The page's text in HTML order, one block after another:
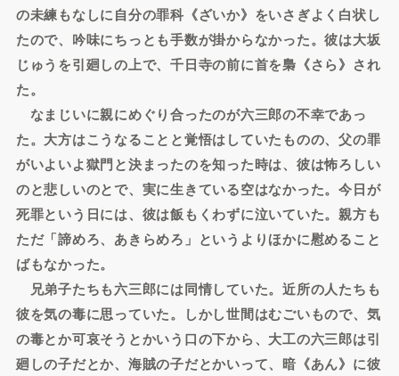
の未練もなしに自分の罪科《ざいか》をいさぎよく白状し
たので、吟味にちっとも手数が掛からなかった。彼は大坂
じゅうを引廻しの上で、千日寺の前に首を梟《さら》され
た。
なまじいに親にめぐり合ったのが六三郎の不幸であっ
た。大方はこうなることと覚悟はしていたものの、父の罪
がいよいよ獄門と決まったのを知った時は、彼は怖ろしい
のと悲しいのとで、実に生きている空はなかった。今日が
死罪という日には、彼は飯もくわずに泣いていた。親方も
ただ「諦めろ、あきらめろ」というよりほかに慰めること
ばもなかった。
兄弟子たちも六三郎には同情していた。近所の人たちも
彼を気の毒に思っていた。しかし世間はむごいもので、気
の毒とか可哀そうとかいう口の下から、大工の六三郎は引
廻しの子だとか、海賊の子だとかいって、暗《あん》に彼